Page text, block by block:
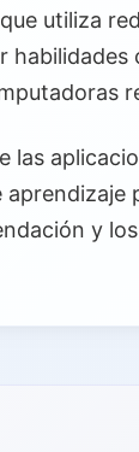
utiliza
las
y